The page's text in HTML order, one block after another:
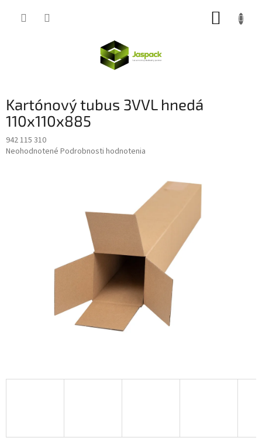
Kartónový tubus 3VVL hnedá
110x110x885
942 115 310
Priemerné
Neohodnotené Podrobnosti hodnotenia